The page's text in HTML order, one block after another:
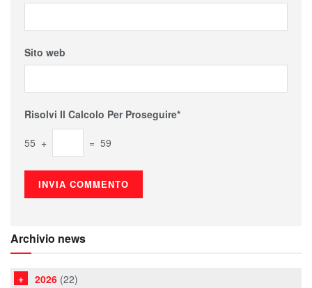
Sito web
Risolvi Il Calcolo Per Proseguire*
55 + = 59
Archivio news
2026 (22)